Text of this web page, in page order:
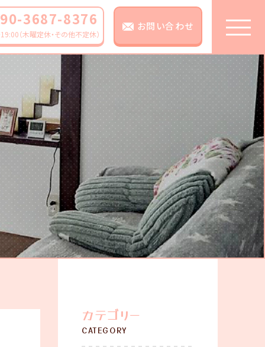
3687-8376
（木曜定休・その他不定休）
お問い合わせ
にじいろリズムに
レンタルスペース
利用料金
レンタルスペース
予約する
カテゴリー
CATEGORY